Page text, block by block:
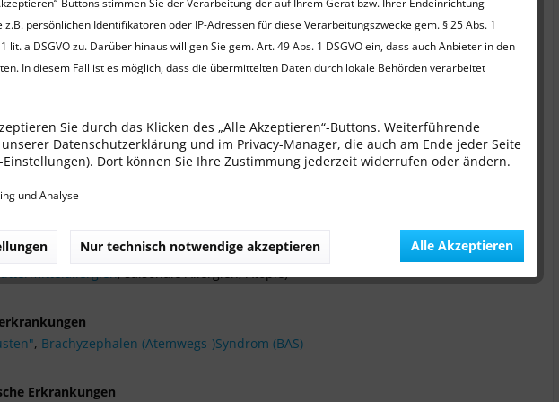
häufiger Erkrankungen bei Hunden
Erkrankungen
benigne Prostatahyperplasie (BPH)
Milchzähne, Parodontitis
DCM
Erkrankungen
, saisonale Allergien, Atopie)
, Brachyzephalen (Atemwegs-)Syndrom (BAS)
Erkrankungen
Buttons stimmen Sie der Verarbeitung der auf Ihrem Gerät bzw. Ihrer Endeinrichtung
persönlichen Identifikatoren oder IP-Adressen für diese Verarbeitungszwecke gem. § 25 Abs. 1
lit. a DSGVO zu. Darüber hinaus willigen Sie gem. Art. 49 Abs. 1 DSGVO ein, dass auch Anbieter in den
In diesem Fall ist es möglich, dass die übermittelten Daten durch lokale Behörden verarbeitet
Sie durch das Klicken des „Alle Akzeptieren“-Buttons. Weiterführende
Datenschutzerklärung und im Privacy-Manager, die auch am Ende jeder Seite
Einstellungen). Dort können Sie Ihre Zustimmung jederzeit widerrufen oder ändern.
und Analyse
Nur technisch notwendige akzeptieren Alle Akzeptieren